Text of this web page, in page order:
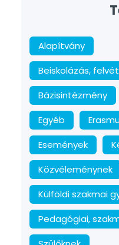
Alapítvány
Beiskolázás,
Bázisintézmény
Egyéb
Események
Közvéleménynek
Külföldi szakmai
Pedagógiai,